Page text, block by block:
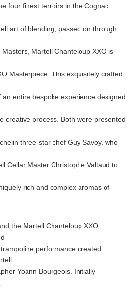
four finest terroirs in the Cognac
art of blending, passed on through
Martell Chanteloup XXO is
Masterpiece. This exquisitely crafted,
entire bespoke experience designed
creative process. Both were presented
three-star chef Guy Savoy, who
Cellar Master Christophe Valtaud to
rich and complex aromas of
the Martell Chanteloup XXO
performance created
Yoann Bourgeois. Initially